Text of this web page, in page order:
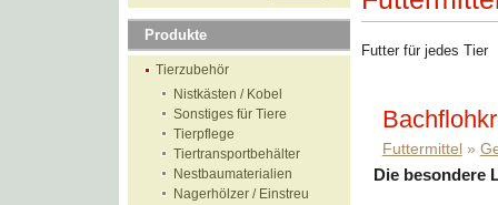
Produkte
Tierzubehör
Nistkästen / Kobel
Sonstiges für Tiere
Tierpflege
Tiertransportbehälter
Nestbaumaterialien
Nagerhölzer / Einstreu
Futter für jedes Tier
Futtermittel»
Die besondere